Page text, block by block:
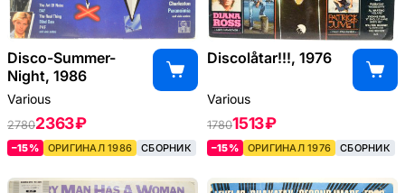
Disco-Summer-
Night, 1986
Various
27802363 ₽
–15% ОРИГИНАЛ 1986 СБОРНИК
Discolåtar!!!, 1976
Various
17801513 ₽
–15% ОРИГИНАЛ 1976 СБОРНИК